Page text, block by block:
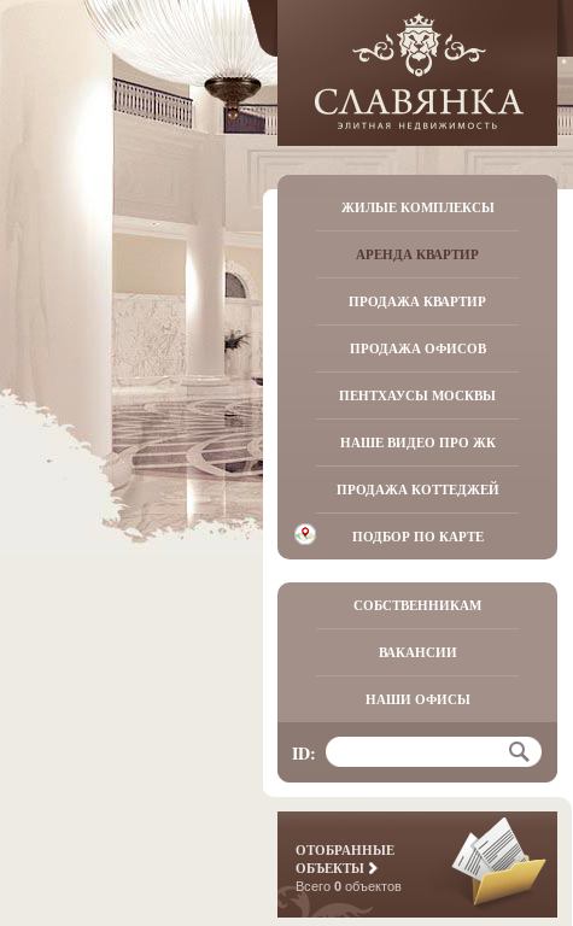
ЖИЛЫЕ КОМПЛЕКСЫ
АРЕНДА КВАРТИР
ПРОДАЖА КВАРТИР
ПРОДАЖА ОФИСОВ
ПЕНТХАУСЫ МОСКВЫ
НАШЕ ВИДЕО ПРО ЖК
ПРОДАЖА КОТТЕДЖЕЙ
ПОДБОР ПО КАРТЕ
СОБСТВЕННИКАМ
ВАКАНСИИ
НАШИ ОФИСЫ
ID:
ОТОБРАННЫЕ
ОБЪЕКТЫ
Всего 0 объектов